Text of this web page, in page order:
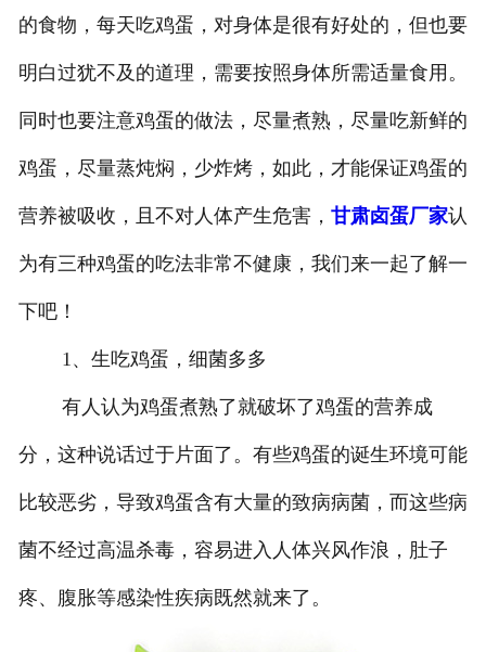
的食物，每天吃鸡蛋，对身体是很有好处的，但也要
明白过犹不及的道理，需要按照身体所需适量食用。
同时也要注意鸡蛋的做法，尽量煮熟，尽量吃新鲜的
鸡蛋，尽量蒸炖焖，少炸烤，如此，才能保证鸡蛋的
营养被吸收，且不对人体产生危害， 甘肃卤蛋厂家认
为有三种鸡蛋的吃法非常不健康，我们来一起了解一
下吧！
1、生吃鸡蛋，细菌多多
有人认为鸡蛋煮熟了就破坏了鸡蛋的营养成
分，这种说话过于片面了。有些鸡蛋的诞生环境可能
比较恶劣，导致鸡蛋含有大量的致病病菌，而这些病
菌不经过高温杀毒，容易进入人体兴风作浪，肚子
疼、腹胀等感染性疾病既然就来了。